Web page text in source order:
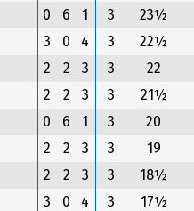
0 6 1 3
23½
3 0 4 3
22½
2 2 3 3
22
2 2 3 3
21½
0 6 1 3
20
2 2 3 3
19
2 2 3 3
18½
3 0 4 3
17½